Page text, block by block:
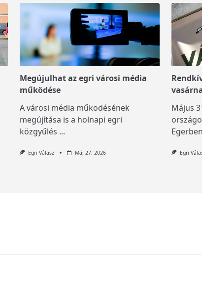
Megújulhat az egri városi média
működése
A városi média működésének
megújítása is a holnapi egri
közgyűlés ...
Egri Válasz Máj 27, 2026
Május
Egri